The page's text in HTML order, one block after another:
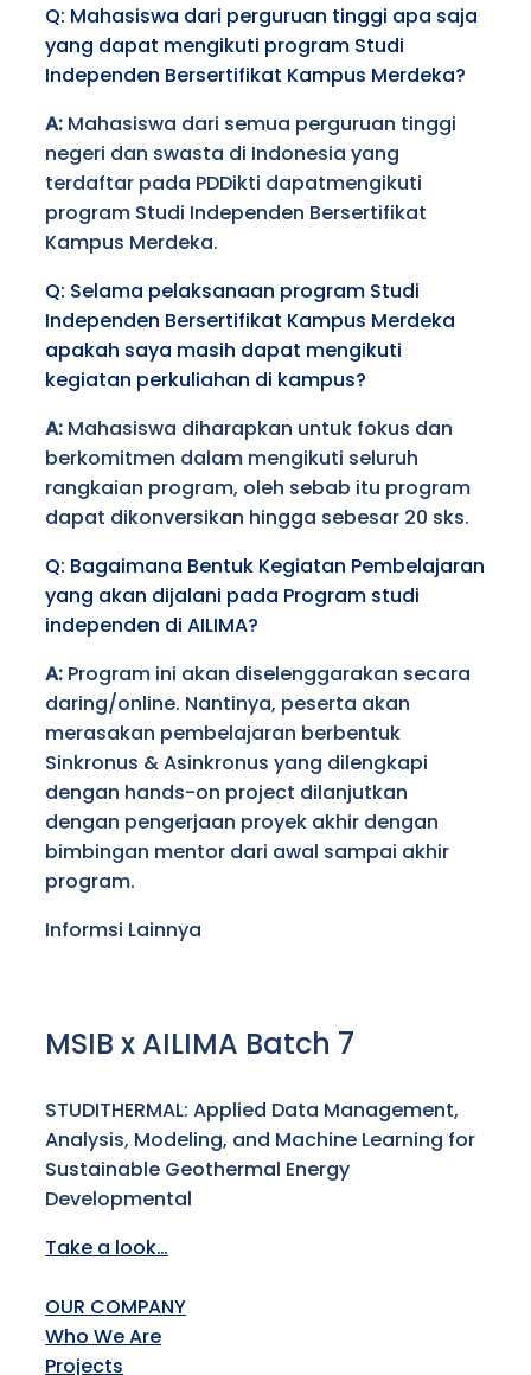
Q: Mahasiswa dari perguruan tinggi apa saja
yang dapat mengikuti program Studi
Independen Bersertifikat Kampus Merdeka?
A: Mahasiswa dari semua perguruan tinggi
negeri dan swasta di Indonesia yang
terdaftar pada PDDikti dapatmengikuti
program Studi Independen Bersertifikat
Kampus Merdeka.
Q: Selama pelaksanaan program Studi
Independen Bersertifikat Kampus Merdeka
apakah saya masih dapat mengikuti
kegiatan perkuliahan di kampus?
A: Mahasiswa diharapkan untuk fokus dan
berkomitmen dalam mengikuti seluruh
rangkaian program, oleh sebab itu program
dapat dikonversikan hingga sebesar 20 sks.
Q: Bagaimana Bentuk Kegiatan Pembelajaran
yang akan dijalani pada Program studi
independen di AILIMA?
A: Program ini akan diselenggarakan secara
daring/online. Nantinya, peserta akan
merasakan pembelajaran berbentuk
Sinkronus & Asinkronus yang dilengkapi
dengan hands-on project dilanjutkan
dengan pengerjaan proyek akhir dengan
bimbingan mentor dari awal sampai akhir
program.
Informsi Lainnya
MSIB x AILIMA Batch 7
STUDITHERMAL: Applied Data Management,
Analysis, Modeling, and Machine Learning for
Sustainable Geothermal Energy
Developmental
Take a look…
OUR COMPANY
Who We Are
Projects